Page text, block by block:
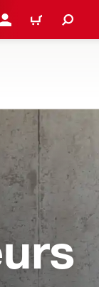
OU
PANIER